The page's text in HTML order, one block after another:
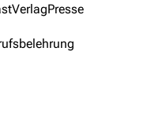
VerlagPresse